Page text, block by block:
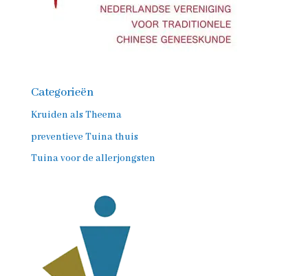
Categorieën
Kruiden als Theema
preventieve Tuina thuis
Tuina voor de allerjongsten